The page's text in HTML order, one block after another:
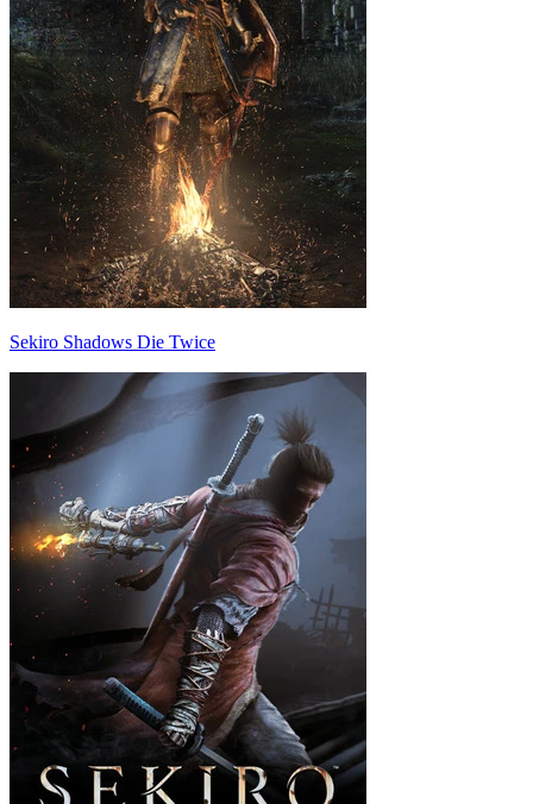
Sekiro Shadows Die Twice